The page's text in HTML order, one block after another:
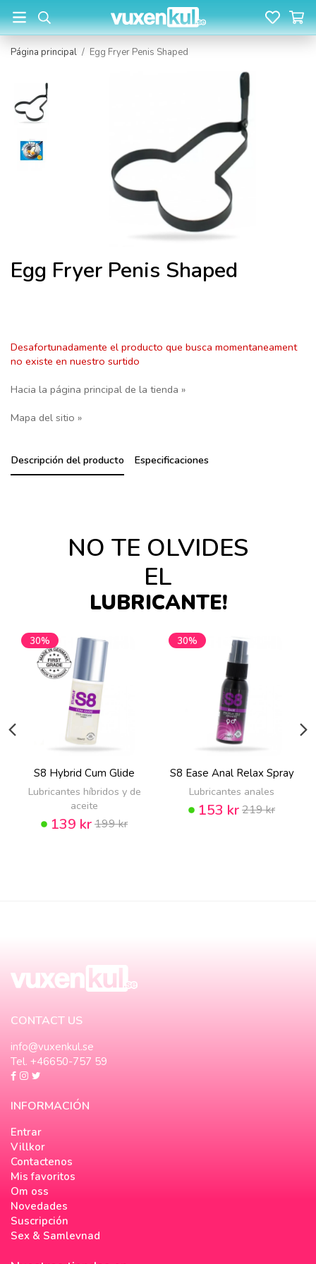
Página principal / Egg Fryer Penis Shaped
Egg Fryer Penis Shaped
Desafortunadamente el producto que busca momentaneament
no existe en nuestro surtido
Hacia la página principal de la tienda »
Mapa del sitio »
Descripción del producto Especificaciones
NO TE OLVIDES
EL
LUBRICANTE!
30%
S8 Hybrid Cum Glide
Lubricantes híbridos y de
aceite
139 kr199 kr
30%
S8 Ease Anal Relax Spray
Lubricantes anales
153 kr219 kr
CONTACT US
info@vuxenkul.se
Tel. +46650-757 59
INFORMACIÓN
Entrar
Villkor
Contactenos
Mis favoritos
Om oss
Novedades
Suscripción
Sex & Samlevnad